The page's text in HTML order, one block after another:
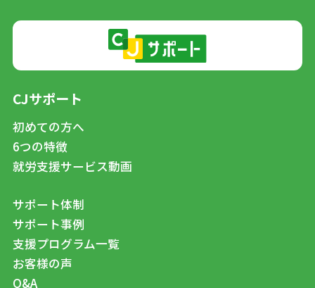
CJサポート
初めての方へ
6つの特徴
就労支援サービス動画
サポート体制
サポート事例
支援プログラム一覧
お客様の声
Q&A